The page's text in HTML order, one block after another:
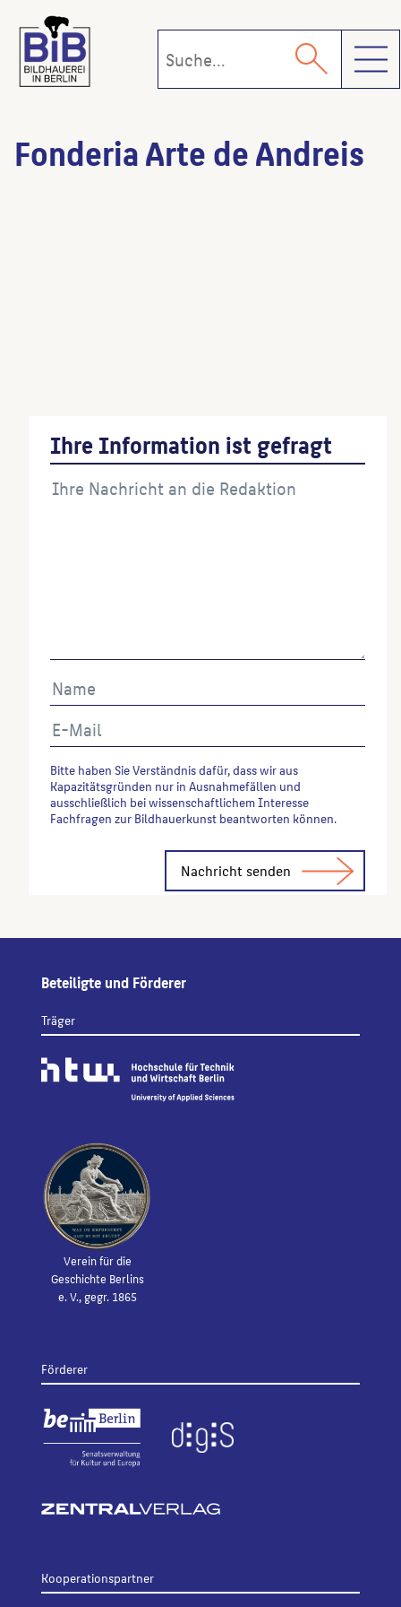
Fonderia Arte de Andreis
Ihre Information ist gefragt
Bitte haben Sie Verständnis dafür, dass wir aus
Kapazitätsgründen nur in Ausnahmefällen und
ausschließlich bei wissenschaftlichem Interesse
Fachfragen zur Bildhauerkunst beantworten können.
Beteiligte und Förderer
Träger
Verein für die
Geschichte Berlins
e. V., gegr. 1865
Förderer
Kooperationspartner